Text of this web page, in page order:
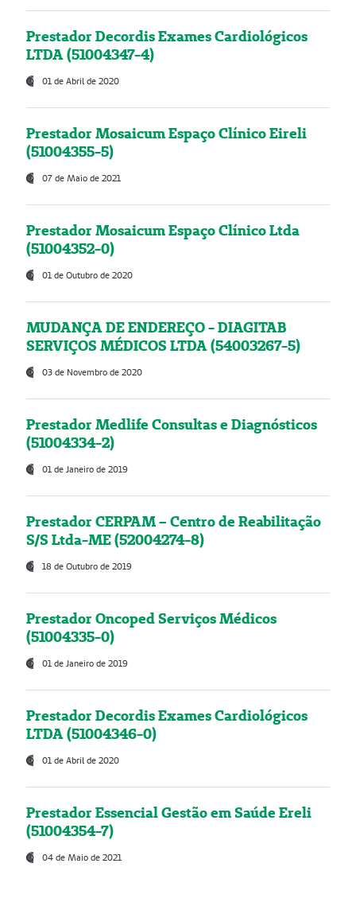
Prestador Decordis Exames Cardiológicos
LTDA (51004347-4)
01 de Abril de 2020
Prestador Mosaicum Espaço Clínico Eireli
(51004355-5)
07 de Maio de 2021
Prestador Mosaicum Espaço Clínico Ltda
(51004352-0)
01 de Outubro de 2020
MUDANÇA DE ENDEREÇO - DIAGITAB
SERVIÇOS MÉDICOS LTDA (54003267-5)
03 de Novembro de 2020
Prestador Medlife Consultas e Diagnósticos
(51004334-2)
01 de Janeiro de 2019
Prestador CERPAM – Centro de Reabilitação
S/S Ltda-ME (52004274-8)
18 de Outubro de 2019
Prestador Oncoped Serviços Médicos
(51004335-0)
01 de Janeiro de 2019
Prestador Decordis Exames Cardiológicos
LTDA (51004346-0)
01 de Abril de 2020
Prestador Essencial Gestão em Saúde Ereli
(51004354-7)
04 de Maio de 2021